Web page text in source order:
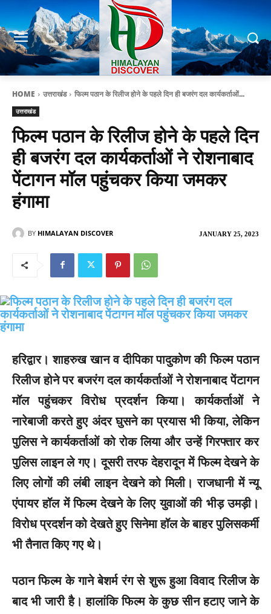
HOME उत्तराखंड फिल्म पठान के रिलीज होने के पहले दिन ही बजरंग दल कार्यकर्ताओं...
उत्तराखंड
फिल्म पठान के रिलीज होने के पहले दिन
ही बजरंग दल कार्यकर्ताओं ने रोशनाबाद
पेंटागन मॉल पहुंचकर किया जमकर
हंगामा
JANUARY 25, 2023
BY HIMALAYAN DISCOVER
हरिद्वार।शाहरुख खान व दीपिका पादुकोण की फिल्म पठान
रिलीज होने पर बजरंग दल कार्यकर्ताओं ने रोशनाबाद पेंटागन
मॉल पहुंचकर विरोध प्रदर्शन किया। कार्यकर्ताओं ने
नारेबाजी करते हुए अंदर घुसने का प्रयास भी किया, लेकिन
पुलिस ने कार्यकर्ताओं को रोक लिया और उन्हें गिरफ्तार कर
पुलिस लाइन ले गए। दूसरी तरफ देहरादून में फिल्म देखने के
लिए लोगों की लंबी लाइन देखने को मिली। राजधानी में न्यू
एंपायर हॉल में फिल्म देखने के लिए युवाओं की भीड़ उमड़ी।
विरोध प्रदर्शन को देखते हुए सिनेमा हॉल के बाहर पुलिसकर्मी
भी तैनात किए गए थे।
पठान फिल्म के गाने बेशर्म रंग से शुरू हुआ विवाद रिलीज के
बाद भी जारी है। हालांकि फिल्म के कुछ सीन हटाए जाने के